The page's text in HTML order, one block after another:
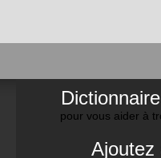
pour vous aider à
Ajoutez